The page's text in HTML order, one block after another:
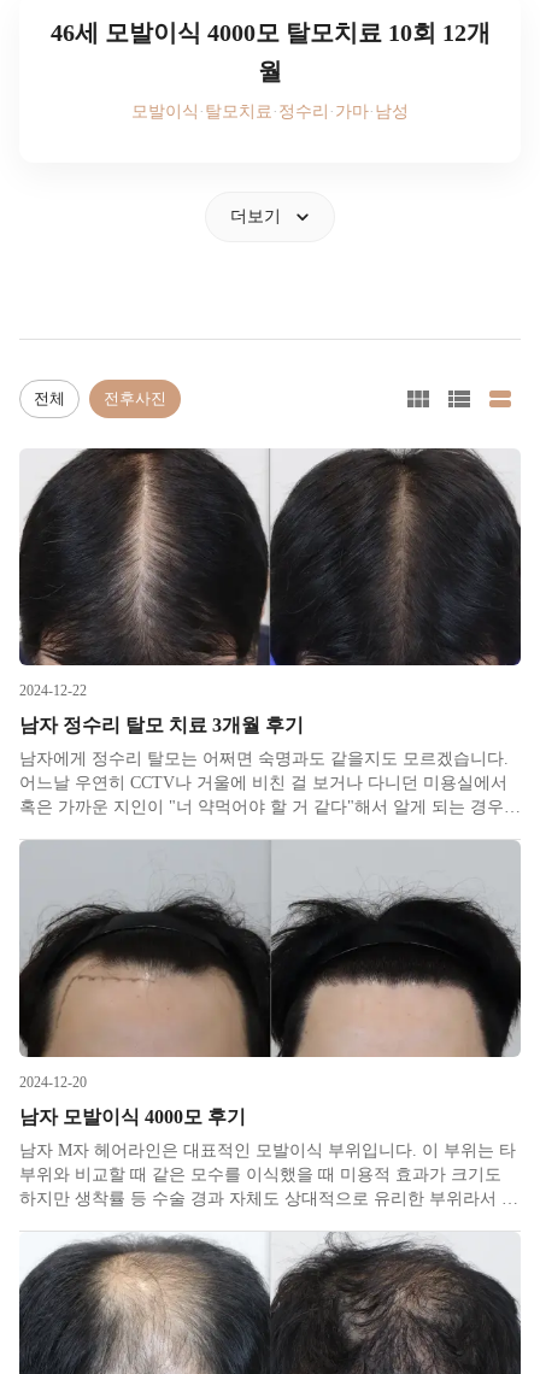
46세 모발이식 4000모 탈모치료 10회 12개
월
모발이식 · 탈모치료 · 정수리 · 가마· 남성
더보기
전체 전후사진
2024-12-22
남자 정수리 탈모 치료 3개월 후기
남자에게 정수리 탈모는 어쩌면 숙명과도 같을지도 모르겠습니다.
어느날 우연히 CCTV나 거울에 비친 걸 보거나 다니던 미용실에서
혹은 가까운 지인이 "너 약먹어야 할 거 같다"해서 알게 되는 경우가
2024-12-20
남자 모발이식 4000모 후기
남자 M자 헤어라인은 대표적인 모발이식 부위입니다. 이 부위는 타
부위와 비교할 때 같은 모수를 이식했을 때 미용적 효과가 크기도
하지만 생착률 등 수술 경과 자체도 상대적으로 유리한 부위라서 비
절개가 대세가 된 이후뒷머리 아래쪽 외에 위쪽 옆쪽 기타 부위에서
도